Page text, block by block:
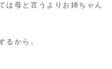
は母と言うよりお姉ちゃん
るから。